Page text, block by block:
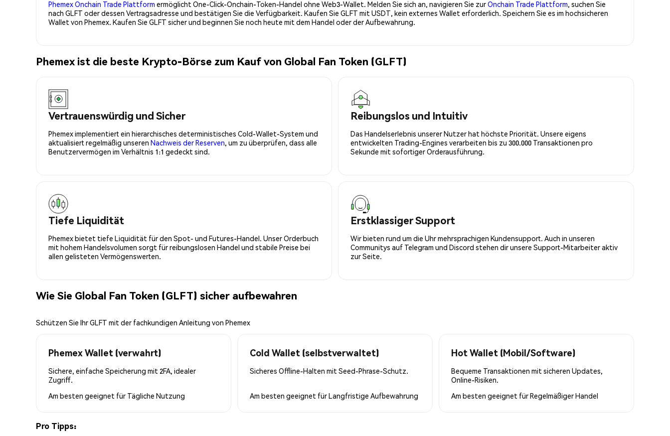
Phemex Onchain Trade Plattform ermöglicht One-Click-Onchain-Token-Handel ohne Web3-Wallet. Melden Sie sich an, navigieren Sie zurOnchain Trade Plattform, suchen Sie
nach GLFT oder dessen Vertragsadresse und bestätigen Sie die Verfügbarkeit. Kaufen Sie GLFT mit USDT, kein externes Wallet erforderlich. Speichern Sie es im hochsicheren
Wallet von Phemex. Kaufen Sie GLFT sicher und beginnen Sie noch heute mit dem Handel oder der Aufbewahrung.
Phemex ist die beste Krypto-Börse zum Kauf von Global Fan Token (GLFT)
Vertrauenswürdig und Sicher
Phemex implementiert ein hierarchisches deterministisches Cold-Wallet-System und
aktualisiert regelmäßig unseren Nachweis der Reserven, um zu überprüfen, dass alle
Benutzervermögen im Verhältnis 1:1 gedeckt sind.
Reibungslos und Intuitiv
Das Handelserlebnis unserer Nutzer hat höchste Priorität. Unsere eigens
entwickelten Trading-Engines verarbeiten bis zu 300.000 Transaktionen pro
Sekunde mit sofortiger Orderausführung.
Tiefe Liquidität
Phemex bietet tiefe Liquidität für den Spot- und Futures-Handel. Unser Orderbuch
mit hohem Handelsvolumen sorgt für reibungslosen Handel und stabile Preise bei
allen gelisteten Vermögenswerten.
Erstklassiger Support
Wir bieten rund um die Uhr mehrsprachigen Kundensupport. Auch in unseren
Communitys auf Telegram und Discord stehen dir unsere Support-Mitarbeiter aktiv
zur Seite.
Wie Sie Global Fan Token (GLFT) sicher aufbewahren
Schützen Sie Ihr GLFT mit der fachkundigen Anleitung von Phemex
Phemex Wallet (verwahrt)
Sichere, einfache Speicherung mit 2FA, idealer
Zugriff.
Am besten geeignet für Tägliche Nutzung
Cold Wallet (selbstverwaltet)
Sicheres Offline-Halten mit Seed-Phrase-Schutz.
Am besten geeignet fürLangfristige Aufbewahrung
Hot Wallet (Mobil/Software)
Bequeme Transaktionen mit sicheren Updates,
Online-Risiken.
Am besten geeignet fürRegelmäßiger Handel
Pro Tipps: